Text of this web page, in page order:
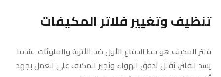
تنظيف وتغيير فلاتر المكيفات
فلتر المكيف هو خط الدفاع الأول ضد الأتربة والملوثات. عندما
يسد الفلتر، يُقلل تدفق الهواء ويُجبر المكيف على العمل بجهد